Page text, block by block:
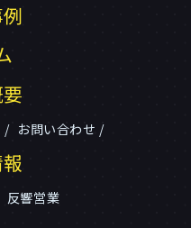
お問い合わせ
反響営業